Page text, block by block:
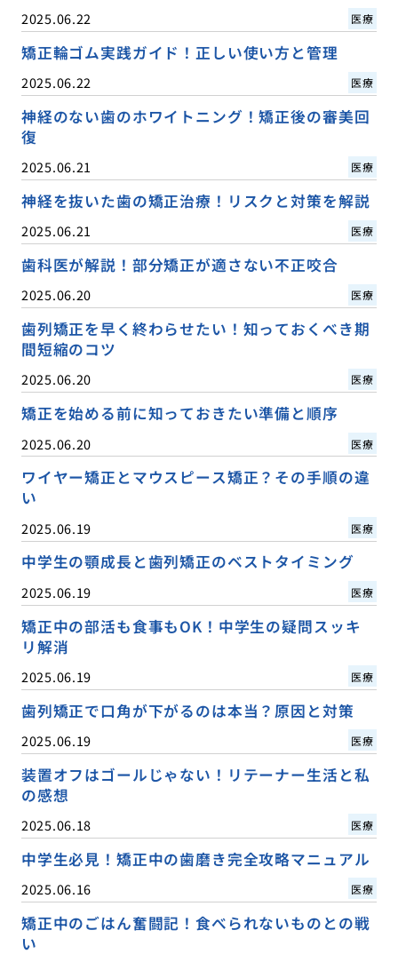
2025.06.22 医療
矯正輪ゴム実践ガイド！正しい使い方と管理
2025.06.22 医療
神経のない歯のホワイトニング！矯正後の審美回
復
2025.06.21 医療
神経を抜いた歯の矯正治療！リスクと対策を解説
2025.06.21 医療
歯科医が解説！部分矯正が適さない不正咬合
2025.06.20 医療
歯列矯正を早く終わらせたい！知っておくべき期
間短縮のコツ
2025.06.20 医療
矯正を始める前に知っておきたい準備と順序
2025.06.20 医療
ワイヤー矯正とマウスピース矯正？その手順の違
い
2025.06.19 医療
中学生の顎成長と歯列矯正のベストタイミング
2025.06.19 医療
矯正中の部活も食事もOK！中学生の疑問スッキ
リ解消
2025.06.19 医療
歯列矯正で口角が下がるのは本当？原因と対策
2025.06.19 医療
装置オフはゴールじゃない！リテーナー生活と私
の感想
2025.06.18 医療
中学生必見！矯正中の歯磨き完全攻略マニュアル
2025.06.16 医療
矯正中のごはん奮闘記！食べられないものとの戦
い